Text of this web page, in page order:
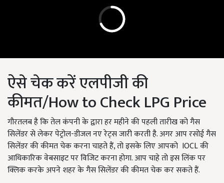
ऐसे चेक करें एलपीजी की
कीमत/How to Check LPG Price
गौरतलब है कि तेल कंपनी के द्वारा हर महीने की पहली तारीख को गैस
सिलेंडर से लेकर पेट्रोल-डीजल नए रेट्स जारी करती है. अगर आप रसोई गैस
सिलेंडर की कीमत चेक करना चाहते हैं, तो इसके लिए आपको IOCL की
आधिकारिक वेबसाइट पर विजिट करना होगा. आप चाहे तो इस लिंक पर
क्लिक करके अपने शहर के गैस सिलेंडर की कीमत चेक कर सकते हैं.